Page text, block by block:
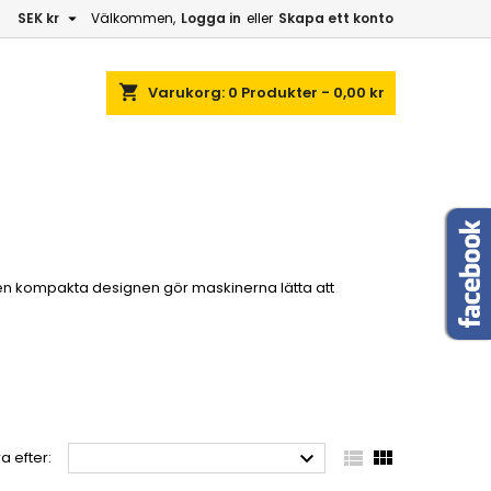
Välkommen, Logga in eller Skapa ett konto
SEK kr 
shopping_cart Varukorg: 0 Produkter - 0,00 kr
kompakta designen gör maskinerna lätta att
efter:   